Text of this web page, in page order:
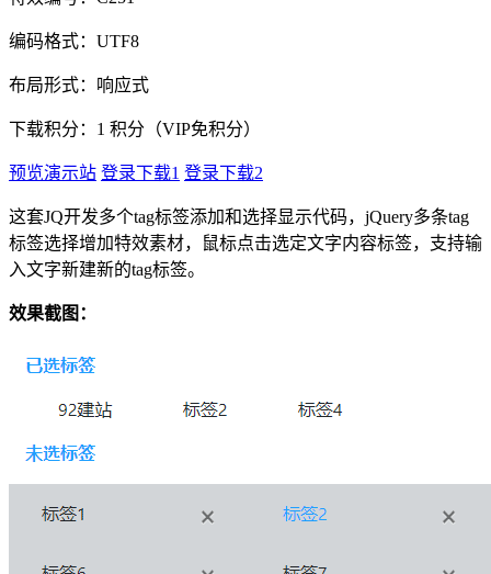
编码格式：UTF8
布局形式：响应式
下载积分： 1 积分（VIP免积分）
预览演示站 登录下载1 登录下载2
这套JQ开发多个tag标签添加和选择显示代码，jQuery多条tag
标签选择增加特效素材，鼠标点击选定文字内容标签，支持输
入文字新建新的tag标签。
效果截图：